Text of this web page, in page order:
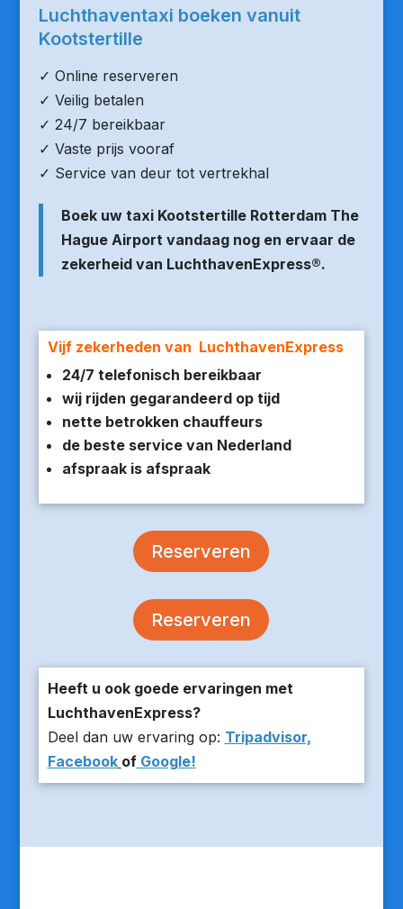
Luchthaventaxi boeken vanuit
Kootstertille
✓ Online reserveren
✓ Veilig betalen
✓ 24/7 bereikbaar
✓ Vaste prijs vooraf
✓ Service van deur tot vertrekhal
Boek uw taxi Kootstertille Rotterdam The
Hague Airport vandaag nog en ervaar de
zekerheid van LuchthavenExpress®.
Vijf zekerheden van LuchthavenExpress
24/7 telefonisch bereikbaar
wij rijden gegarandeerd op tijd
nette betrokken chauffeurs
de beste service van Nederland
afspraak is afspraak
Reserveren
Reserveren
Heeft u ook goede ervaringen met
LuchthavenExpress?
Deel dan uw ervaring op: Tripadvisor,
Facebook ofGoogle!